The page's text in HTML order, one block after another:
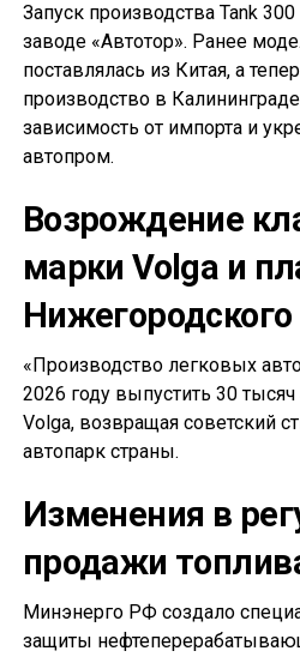
Запуск производства Tank
заводе «Автотор». Ранее
поставлялась из Китая, а
производство в
зависимость от импорта и
автопром.
Возрождение
марки Volga и
«Производство легковых
2026 году выпустить 30
Volga, возвращая советский
автопарк страны.
Изменения в
продажи
Минэнерго РФ создало
защиты